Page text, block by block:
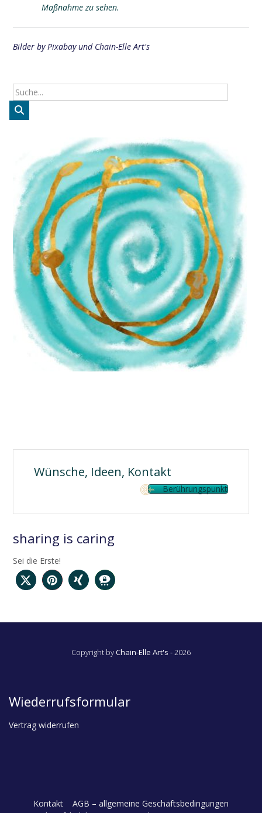
Maßnahme zu sehen.
Bilder by Pixabay und Chain-Elle Art's
Wünsche, Ideen, Kontakt
Berührungspunkt
sharing is caring
Sei die Erste!
Copyright byChain-Elle Art's -2026
Wiederrufsformular
Vertrag widerrufen
Kontakt
AGB – allgemeine Geschäftsbedingungen